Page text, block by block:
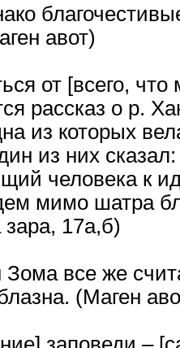
авот)
от [всего, что
рассказ о р.
из которых
из них
человека к
мимо шатра
17а,б)
все же
(Маген